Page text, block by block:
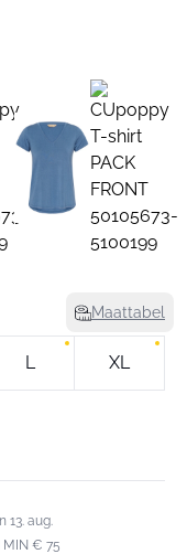
Maattabel
L XL
13. aug.
MIN € 75